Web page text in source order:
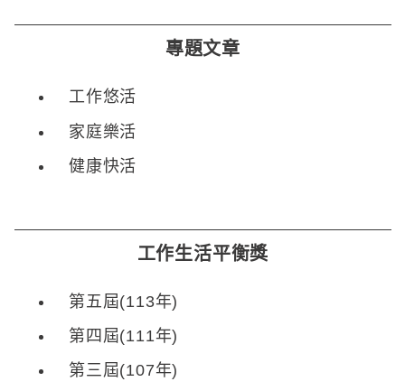
專題文章
工作悠活
家庭樂活
健康快活
工作生活平衡獎
第五屆(113年)
第四屆(111年)
第三屆(107年)